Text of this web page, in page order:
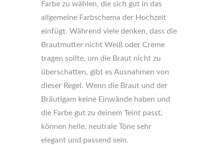
Farbe zu wählen, die sich gut in das
allgemeine Farbschema der Hochzeit
einfügt. Während viele denken, dass die
Brautmutter nicht Weiß oder Creme
tragen sollte, um die Braut nicht zu
überschatten, gibt es Ausnahmen von
dieser Regel. Wenn die Braut und der
Bräutigam keine Einwände haben und
die Farbe gut zu deinem Teint passt,
können helle, neutrale Töne sehr
elegant und passend sein.